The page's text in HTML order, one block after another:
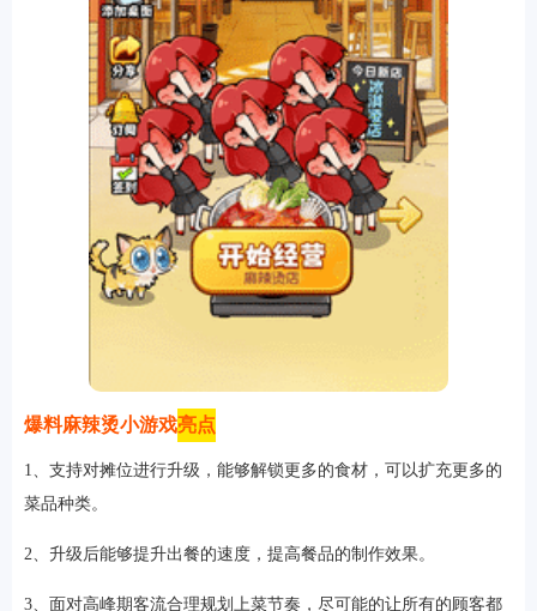
爆料麻辣烫小游戏亮点
1、支持对摊位进行升级，能够解锁更多的食材，可以扩充更多的
菜品种类。
2、升级后能够提升出餐的速度，提高餐品的制作效果。
3、面对高峰期客流合理规划上菜节奏，尽可能的让所有的顾客都